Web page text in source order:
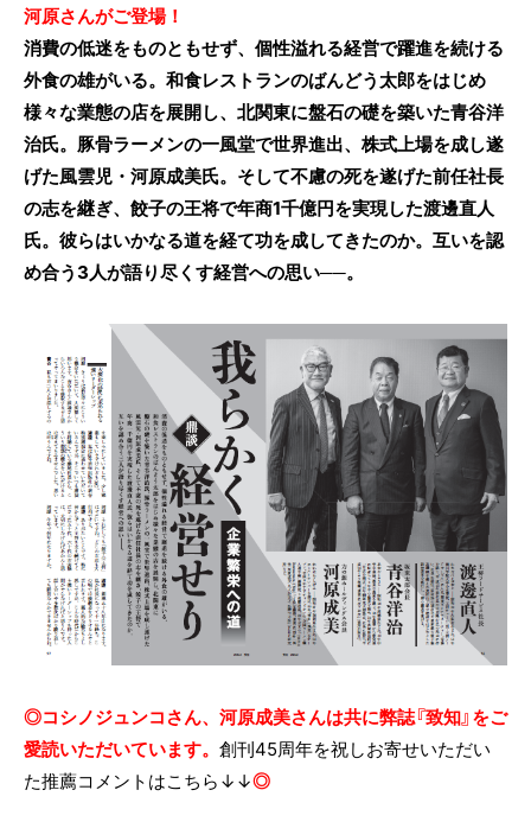
河原さんがご登場！
消費の低迷をものともせず、個性溢れる経営で躍進を続ける
外食の雄がいる。和食レストランのばんどう太郎をはじめ
様々な業態の店を展開し、北関東に盤石の礎を築いた青谷洋
治氏。豚骨ラーメンの一風堂で世界進出、株式上場を成し遂
げた風雲児・河原成美氏。そして不慮の死を遂げた前任社長
の志を継ぎ、餃子の王将で年商1千億円を実現した渡邊直人
氏。彼らはいかなる道を経て功を成してきたのか。互いを認
め合う3人が語り尽くす経営への思い──。
◎コシノジュンコさん、河原成美さんは共に弊誌『致知』をご
愛読いただいています。 創刊45周年を祝しお寄せいただい
た推薦コメントはこちら↓↓◎